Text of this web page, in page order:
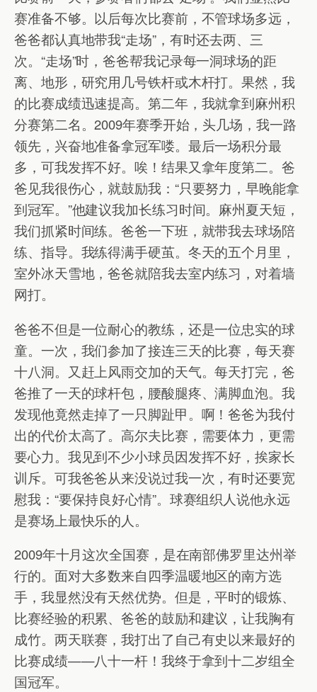
赛准备不够。以后每次比赛前，不管球场多远，
爸爸都认真地带我“走场”，有时还去两、三
次。“走场”时，爸爸帮我记录每一洞球场的距
离、地形，研究用几号铁杆或木杆打。果然，我
的比赛成绩迅速提高。第二年，我就拿到麻州积
分赛第二名。2009年赛季开始，头几场，我一路
领先，兴奋地准备拿冠军喽。最后一场积分最
多，可我发挥不好。唉！结果又拿年度第二。爸
爸见我很伤心，就鼓励我：“只要努力，早晚能拿
到冠军。”他建议我加长练习时间。麻州夏天短，
我们抓紧时间练。爸爸一下班，就带我去球场陪
练、指导。我练得满手硬茧。冬天的五个月里，
室外冰天雪地，爸爸就陪我去室内练习，对着墙
网打。
爸爸不但是一位耐心的教练，还是一位忠实的球
童。一次，我们参加了接连三天的比赛，每天赛
十八洞。又赶上风雨交加的天气。每天打完，爸
爸推了一天的球杆包，腰酸腿疼、满脚血泡。我
发现他竟然走掉了一只脚趾甲。啊！爸爸为我付
出的代价太高了。高尔夫比赛，需要体力，更需
要心力。我见到不少小球员因发挥不好，挨家长
训斥。可我爸爸从来没说过我一次，有时还要宽
慰我：“要保持良好心情”。球赛组织人说他永远
是赛场上最快乐的人。
2009年十月这次全国赛，是在南部佛罗里达州举
行的。面对大多数来自四季温暖地区的南方选
手，我显然没有天然优势。但是，平时的锻炼、
比赛经验的积累、爸爸的鼓励和建议，让我胸有
成竹。两天联赛，我打出了自己有史以来最好的
比赛成绩——八十一杆！我终于拿到十二岁组全
国冠军。